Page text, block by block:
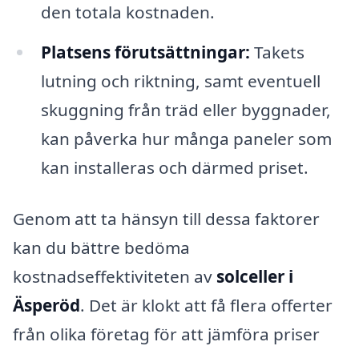
den totala kostnaden.
Platsens förutsättningar: Takets
lutning och riktning, samt eventuell
skuggning från träd eller byggnader,
kan påverka hur många paneler som
kan installeras och därmed priset.
Genom att ta hänsyn till dessa faktorer
kan du bättre bedöma
kostnadseffektiviteten av solceller i
Äsperöd. Det är klokt att få flera offerter
från olika företag för att jämföra priser